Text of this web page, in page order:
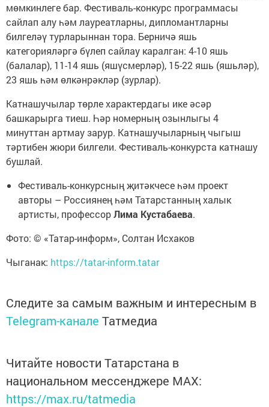
мөмкинлеге бар. Фестиваль-конкурс программасы
сайлап алу һәм лауреатларны, дипломантларны
билгеләү турларыннан тора. Берничә яшь
категорияләргә бүлеп сайлау каралган: 4-10 яшь
(балалар), 11-14 яшь (яшүсмерләр), 15-22 яшь (яшьләр),
23 яшь һәм өлкәнрәкләр (зурлар).
Катнашучылар төрле характердагы ике әсәр
башкарырга тиеш. Һәр номерның озынлыгы 4
минуттан артмау зарур. Катнашучыларның чыгыш
тәртибен жюри билгели. Фестиваль-конкурста катнашу
бушлай.
Фестиваль-конкурсның җитәкчесе һәм проект
авторы – Россиянең һәм Татарстанның халык
артисты, профессорЛима Кустабаева.
Фото: © «Татар-информ», Солтан Исхаков
Чыганак: https://tatar-inform.tatar
Следите за самым важным и интересным в
Telegram-канале Татмедиа
Читайте новости Татарстана в
национальном мессенджере MАХ:
https://max.ru/tatmedia